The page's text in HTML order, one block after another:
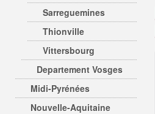
Sarreguemines
Thionville
Vittersbourg
Departement Vosges
Midi-Pyrénées
Nouvelle-Aquitaine